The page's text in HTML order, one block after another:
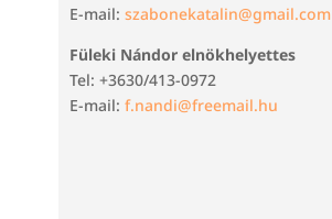
E-mail: szabonekatalin@gmail.com
Füleki Nándor elnökhelyettes
Tel: +3630/413-0972
E-mail: f.nandi@freemail.hu